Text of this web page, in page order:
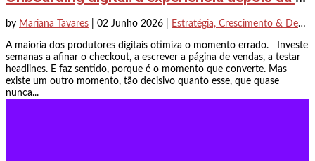
by Mariana Tavares 02 Junho 2026 Estratégia, Crescimento & Decisão
A maioria dos produtores digitais otimiza o momento errado. Investe
semanas a afinar o checkout, a escrever a página de vendas, a testar
headlines. E faz sentido, porque é o momento que converte. Mas
existe um outro momento, tão decisivo quanto esse, que quase
nunca...